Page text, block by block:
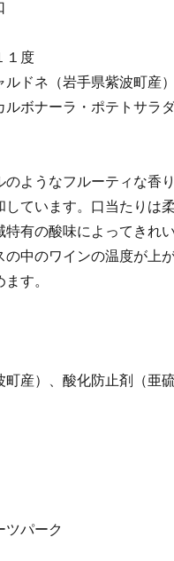
１度
ルドネ（岩手県紫波町産）
ルボナーラ・ポテトサラ
のようなフルーティな香
しています。口当たりは
特有の酸味によってきれ
の中のワインの温度が上
す。
産）、酸化防止剤（亜硫
ツパーク